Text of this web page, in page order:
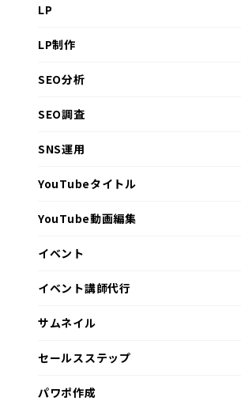
LP
LP制作
SEO分析
SEO調査
SNS運用
YouTubeタイトル
YouTube動画編集
イベント
イベント講師代行
サムネイル
セールスステップ
パワポ作成